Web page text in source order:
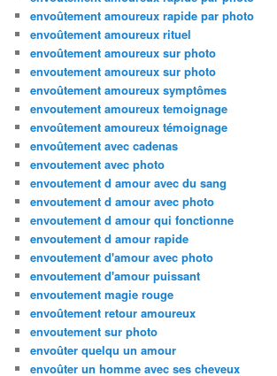
envoûtement amoureux rapide par photo
envoûtement amoureux rituel
envoûtement amoureux sur photo
envoutement amoureux sur photo
envoûtement amoureux symptômes
envoutement amoureux temoignage
envoûtement amoureux témoignage
envoûtement avec cadenas
envoutement avec photo
envoutement d amour avec du sang
envoutement d amour avec photo
envoutement d amour qui fonctionne
envoutement d amour rapide
envoutement d'amour avec photo
envoutement d'amour puissant
envoutement magie rouge
envoûtement retour amoureux
envoutement sur photo
envoûter quelqu un amour
envoûter un homme avec ses cheveux